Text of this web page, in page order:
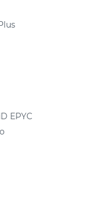
EPYC